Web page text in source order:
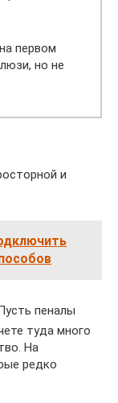
первом
но не
и
пеналы
туда много
На
редко